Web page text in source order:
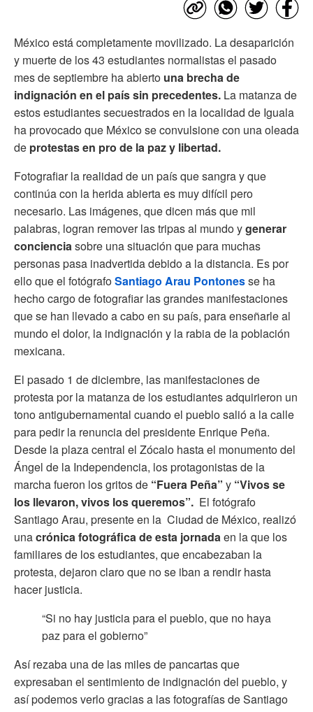
México está completamente movilizado. La desaparición
y muerte de los 43 estudiantes normalistas el pasado
mes de septiembre ha abierto una brecha de
indignación en el país sin precedentes. La matanza de
estos estudiantes secuestrados en la localidad de Iguala
ha provocado que México se convulsione con una oleada
de protestas en pro de la paz y libertad.
Fotografiar la realidad de un país que sangra y que
continúa con la herida abierta es muy difícil pero
necesario. Las imágenes, que dicen más que mil
palabras, logran remover las tripas al mundo ygenerar
concienciasobre una situación que para muchas
personas pasa inadvertida debido a la distancia. Es por
ello que el fotógrafoSantiago Arau Pontonesse ha
hecho cargo de fotografiar las grandes manifestaciones
que se han llevado a cabo en su país, para enseñarle al
mundo el dolor, la indignación y la rabia de la población
mexicana.
El pasado 1 de diciembre, las manifestaciones de
protesta por la matanza de los estudiantes adquirieron un
tono antigubernamental cuando el pueblo salió a la calle
para pedir la renuncia del presidente Enrique Peña.
Desde la plaza central el Zócalo hasta el monumento del
Ángel de la Independencia, los protagonistas de la
marcha fueron los gritos de “Fuera Peña” y “Vivos se
los llevaron, vivos los queremos”. El fotógrafo
Santiago Arau, presente en la Ciudad de México, realizó
unacrónica fotográfica de esta jornadaen la que los
familiares de los estudiantes, que encabezaban la
protesta, dejaron claro que no se iban a rendir hasta
hacer justicia.
“Si no hay justicia para el pueblo, que no haya
paz para el gobierno”
Así rezaba una de las miles de pancartas que
expresaban el sentimiento de indignación del pueblo, y
así podemos verlo gracias a las fotografías de Santiago